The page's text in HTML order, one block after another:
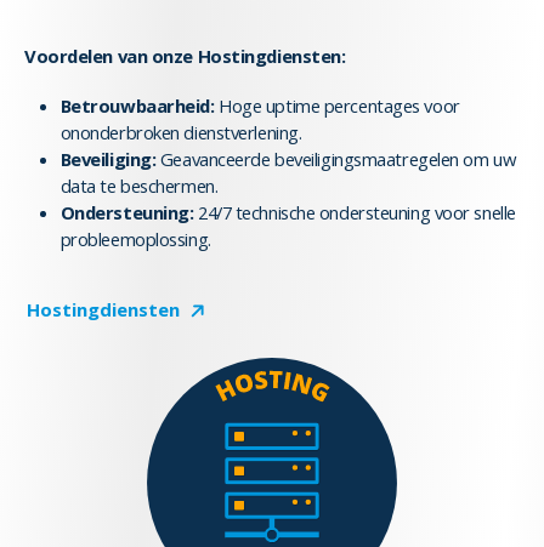
Voordelen van onze Hostingdiensten:
Betrouwbaarheid:Hoge uptime percentages voor
ononderbroken dienstverlening.
Beveiliging:Geavanceerde beveiligingsmaatregelen om uw
data te beschermen.
Ondersteuning:24/7 technische ondersteuning voor snelle
probleemoplossing.
Hostingdiensten